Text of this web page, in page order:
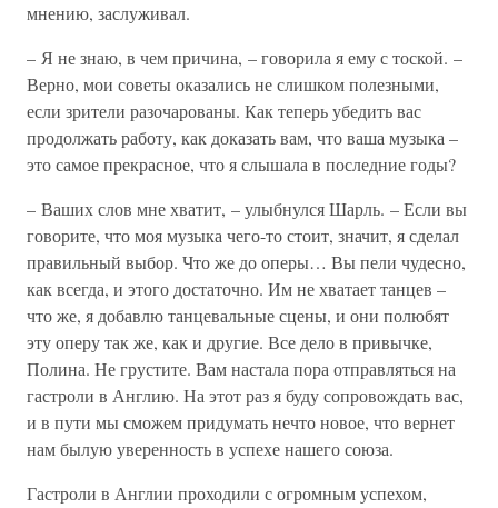
мнению, заслуживал.
– Я не знаю, в чем причина, – говорила я ему с тоской. –
Верно, мои советы оказались не слишком полезными,
если зрители разочарованы. Как теперь убедить вас
продолжать работу, как доказать вам, что ваша музыка –
это самое прекрасное, что я слышала в последние годы?
– Ваших слов мне хватит, – улыбнулся Шарль. – Если вы
говорите, что моя музыка чего-то стоит, значит, я сделал
правильный выбор. Что же до оперы… Вы пели чудесно,
как всегда, и этого достаточно. Им не хватает танцев –
что же, я добавлю танцевальные сцены, и они полюбят
эту оперу так же, как и другие. Все дело в привычке,
Полина. Не грустите. Вам настала пора отправляться на
гастроли в Англию. На этот раз я буду сопровождать вас,
и в пути мы сможем придумать нечто новое, что вернет
нам былую уверенность в успехе нашего союза.
Гастроли в Англии проходили с огромным успехом,